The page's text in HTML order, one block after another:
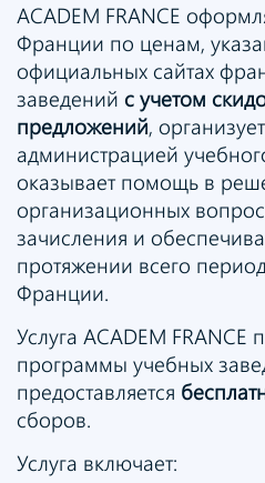
ACADEM FRANCE
Франции по ценам,
официальных сайтах
заведений с учетом
предложений,
администрацией
оказывает помощь в
организационных
зачисления и
протяжении всего
Франции.
Услуга ACADEM
программы учебных
предоставляется
сборов.
Услуга включает: